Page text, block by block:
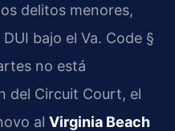
delitos menores,
bajo el Va. Code §
no está
del Circuit Court, el
al Virginia Beach